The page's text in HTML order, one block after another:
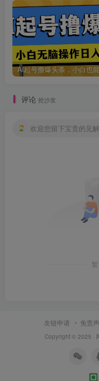
评论 抢沙发
欢迎您留下宝贵的见解
友链申请 免责
Copyright © 2025 ·